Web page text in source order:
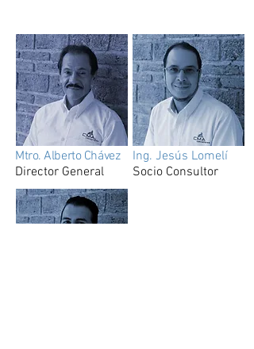
Ing. Jesús Lomelí
Socio Consultor
Mtro. Alberto Chávez
Director General